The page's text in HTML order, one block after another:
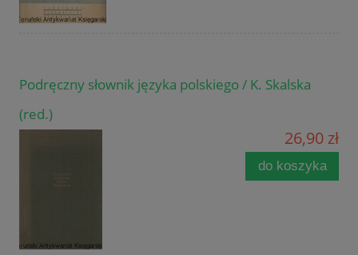
Podręczny słownik języka polskiego / K. Skalska
(red.)
26,90 zł
do koszyka